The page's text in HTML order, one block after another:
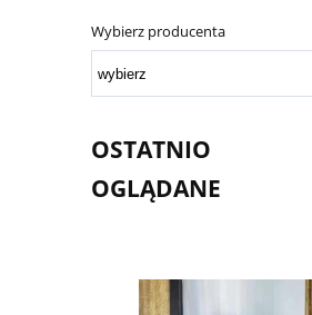
Wybierz producenta
OSTATNIO
OGLĄDANE